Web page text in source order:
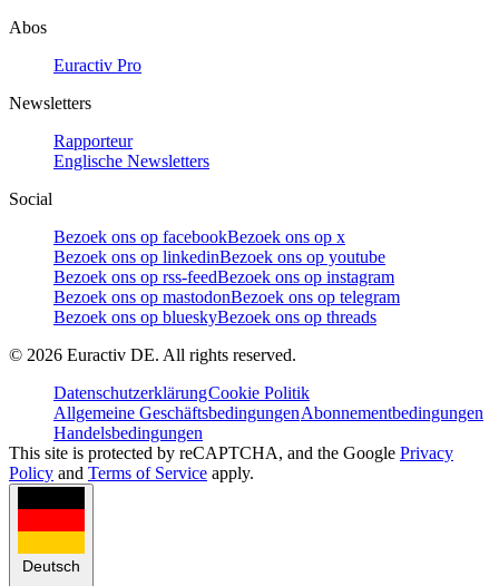
Abos
Euractiv Pro
Newsletters
Rapporteur
Englische Newsletters
Social
Bezoek ons op facebookBezoek ons op x
Bezoek ons op linkedinBezoek ons op youtube
Bezoek ons op rss-feedBezoek ons op instagram
Bezoek ons op mastodonBezoek ons op telegram
Bezoek ons op blueskyBezoek ons op threads
© 2026 Euractiv DE. All rights reserved.
DatenschutzerklärungCookie Politik
Allgemeine GeschäftsbedingungenAbonnementbedingungen
Handelsbedingungen
This site is protected by reCAPTCHA, and the Google Privacy
Policy and Terms of Service apply.
Deutsch